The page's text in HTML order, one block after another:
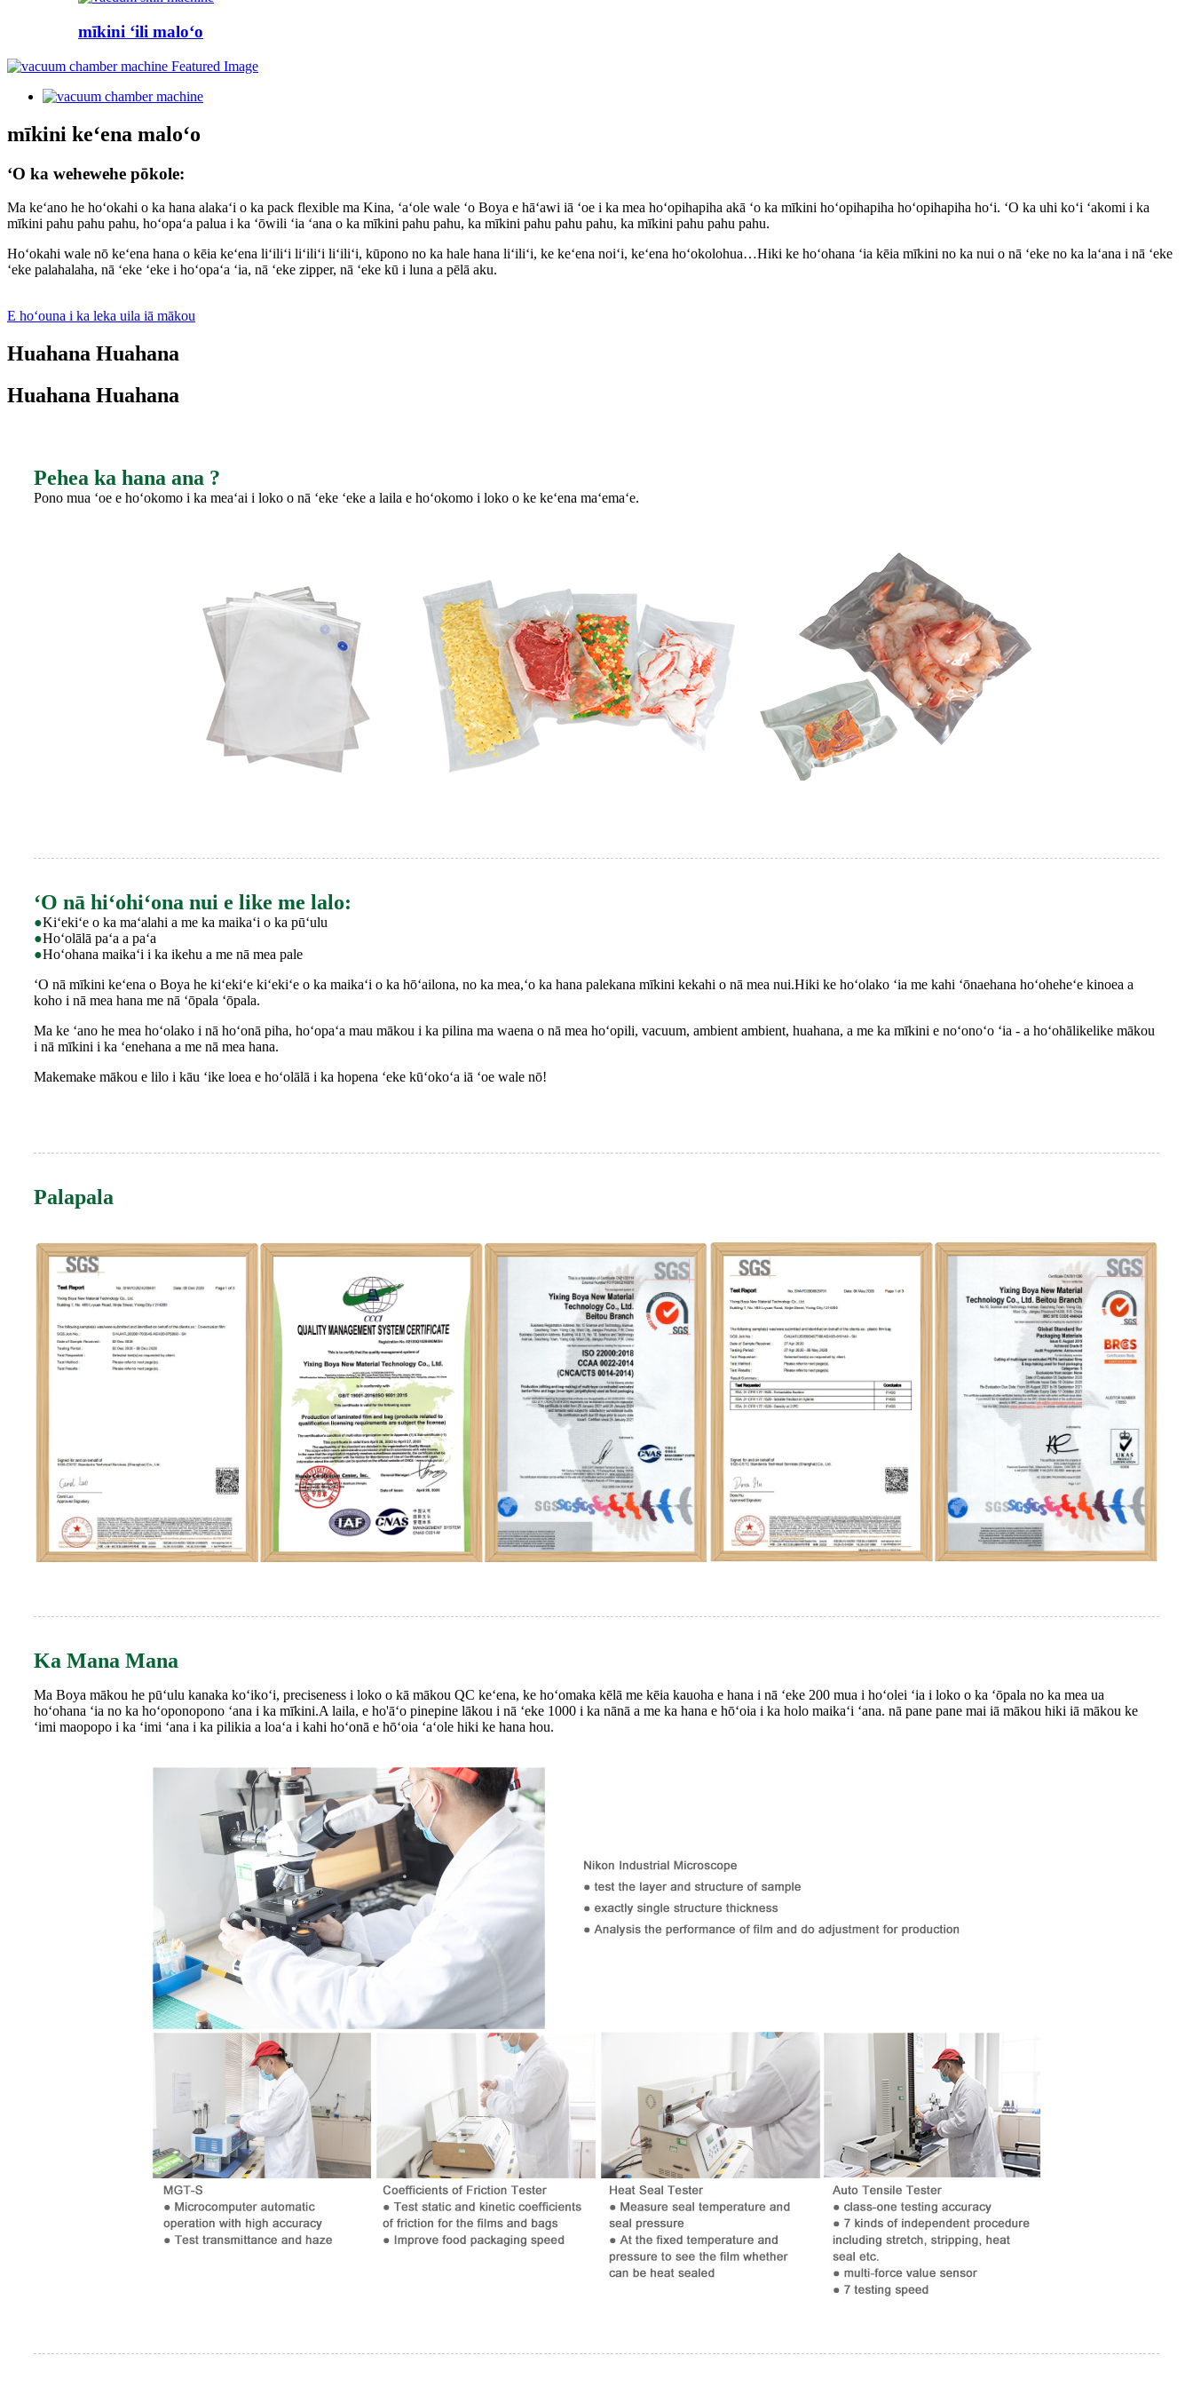
mīkini ʻili maloʻo
mīkini keʻena maloʻo
ʻO ka wehewehe pōkole:
Ma keʻano he hoʻokahi o ka hana alakaʻi o ka pack flexible ma Kina, ʻaʻole wale ʻo Boya e hāʻawi iā ʻoe i ka mea hoʻopihapiha akā ʻo ka mīkini hoʻopihapiha hoʻopihapiha hoʻi. ʻO ka uhi koʻi ʻakomi i ka
mīkini pahu pahu pahu, hoʻopaʻa palua i ka ʻōwili ʻia ʻana o ka mīkini pahu pahu, ka mīkini pahu pahu pahu, ka mīkini pahu pahu pahu.
Hoʻokahi wale nō keʻena hana o kēia keʻena liʻiliʻi liʻiliʻi liʻiliʻi, kūpono no ka hale hana liʻiliʻi, ke keʻena noiʻi, keʻena hoʻokolohua…Hiki ke hoʻohana ʻia kēia mīkini no ka nui o nā ʻeke no ka laʻana i nā ʻeke
ʻeke palahalaha, nā ʻeke ʻeke i hoʻopaʻa ʻia, nā ʻeke zipper, nā ʻeke kū i luna a pēlā aku.
E hoʻouna i ka leka uila iā mākou
Huahana Huahana
Huahana Huahana
Pehea ka hana ana ?
Pono mua ʻoe e hoʻokomo i ka meaʻai i loko o nā ʻeke ʻeke a laila e hoʻokomo i loko o ke keʻena maʻemaʻe.
ʻO nā hiʻohiʻona nui e like me lalo:
●Kiʻekiʻe o ka maʻalahi a me ka maikaʻi o ka pūʻulu
●Hoʻolālā paʻa a paʻa
●Hoʻohana maikaʻi i ka ikehu a me nā mea pale
ʻO nā mīkini keʻena o Boya he kiʻekiʻe kiʻekiʻe o ka maikaʻi o ka hōʻailona, ​​no ka mea,ʻo ka hana palekana mīkini kekahi o nā mea nui.Hiki ke hoʻolako ʻia me kahi ʻōnaehana hoʻoheheʻe kinoea a
koho i nā mea hana me nā ʻōpala ʻōpala.
Ma ke ʻano he mea hoʻolako i nā hoʻonā piha, hoʻopaʻa mau mākou i ka pilina ma waena o nā mea hoʻopili, vacuum, ambient ambient, huahana, a me ka mīkini e noʻonoʻo ʻia - a hoʻohālikelike mākou
i nā mīkini i ka ʻenehana a me nā mea hana.
Makemake mākou e lilo i kāu ʻike loea e hoʻolālā i ka hopena ʻeke kūʻokoʻa iā ʻoe wale nō!
Palapala
Ka Mana Mana
Ma Boya mākou he pūʻulu kanaka koʻikoʻi, preciseness i loko o kā mākou QC keʻena, ke hoʻomaka kēlā me kēia kauoha e hana i nā ʻeke 200 mua i hoʻolei ʻia i loko o ka ʻōpala no ka mea ua
hoʻohana ʻia no ka hoʻoponopono ʻana i ka mīkini.A laila, e ho'āʻo pinepine lākou i nā ʻeke 1000 i ka nānā a me ka hana e hōʻoia i ka holo maikaʻi ʻana. nā pane pane mai iā mākou hiki iā mākou ke
ʻimi maopopo i ka ʻimi ʻana i ka pilikia a loaʻa i kahi hoʻonā e hōʻoia ʻaʻole hiki ke hana hou.